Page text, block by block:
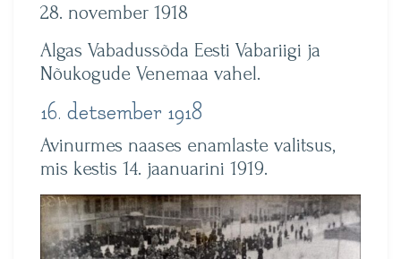
28. november 1918
Algas Vabadussõda Eesti Vabariigi ja
Nõukogude Venemaa vahel.
16. detsember 1918
Avinurmes naases enamlaste valitsus,
mis kestis 14. jaanuarini 1919.